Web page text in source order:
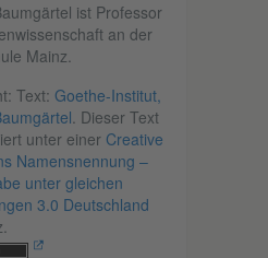
ist Professor
an der
Mainz.
Text: Goethe-Institut,
. Dieser Text
unter einer Creative
Namensnennung –
unter gleichen
3.0 Deutschland